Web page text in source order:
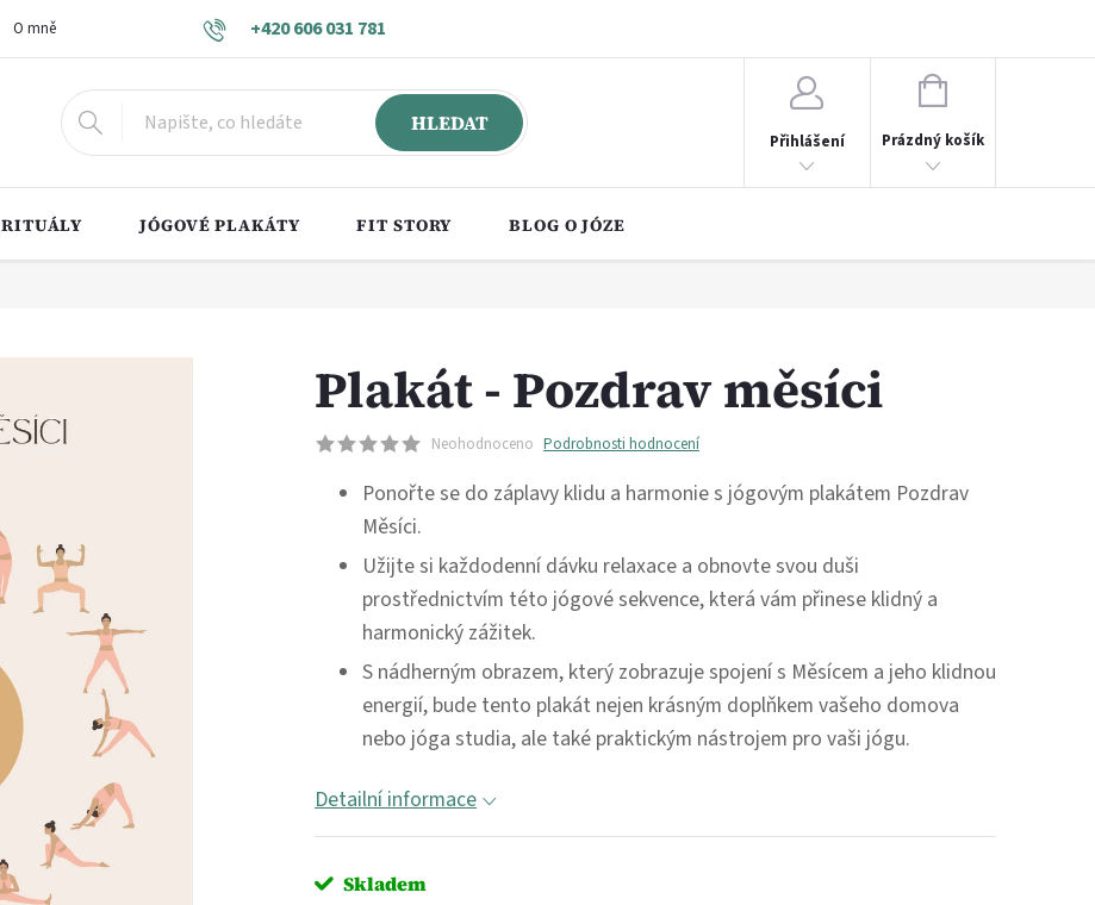
+420 606 031 781
O mně Obchodní podmínky Vrácení zboží a reklamace
HLEDAT
Přihlášení
NÁKUPNÍ
Prázdný košík
RITUÁLY JÓGOVÉ PLAKÁTY FIT STORY BLOG O JÓZE
Plakát - Pozdrav měsíci
Neohodnoceno Podrobnosti hodnocení
Ponořte se do záplavy klidu a harmonie s jógovým plakátem Pozdrav
Měsíci.
Užijte si každodenní dávku relaxace a obnovte svou duši
prostřednictvím této jógové sekvence, která vám přinese klidný a
harmonický zážitek.
S nádherným obrazem, který zobrazuje spojení s Měsícem a jeho klidnou
energií, bude tento plakát nejen krásným doplňkem vašeho domova
nebo jóga studia, ale také praktickým nástrojem pro vaši jógu.
Detailní informace
Skladem